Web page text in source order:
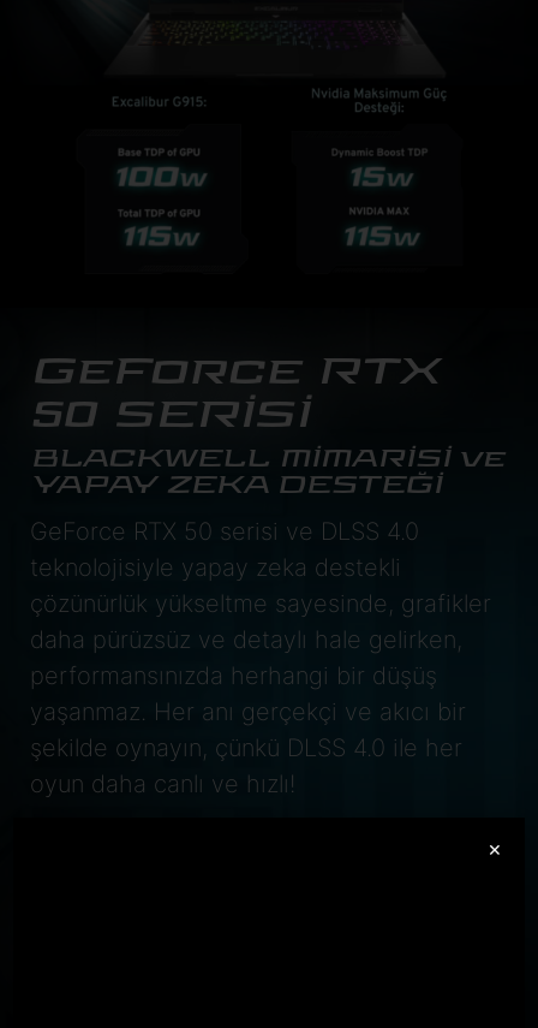
GeForce RTX
50 SERİSİ
BLACKWELL MİMARİSİ ve
YAPAY ZEKA DESTEĞİ
GeForce RTX 50 serisi ve DLSS 4.0
teknolojisiyle yapay zeka destekli
çözünürlük yükseltme sayesinde, grafikler
daha pürüzsüz ve detaylı hale gelirken,
performansınızda herhangi bir düşüş
yaşanmaz. Her anı gerçekçi ve akıcı bir
şekilde oynayın, çünkü DLSS 4.0 ile her
oyun daha canlı ve hızlı!
×